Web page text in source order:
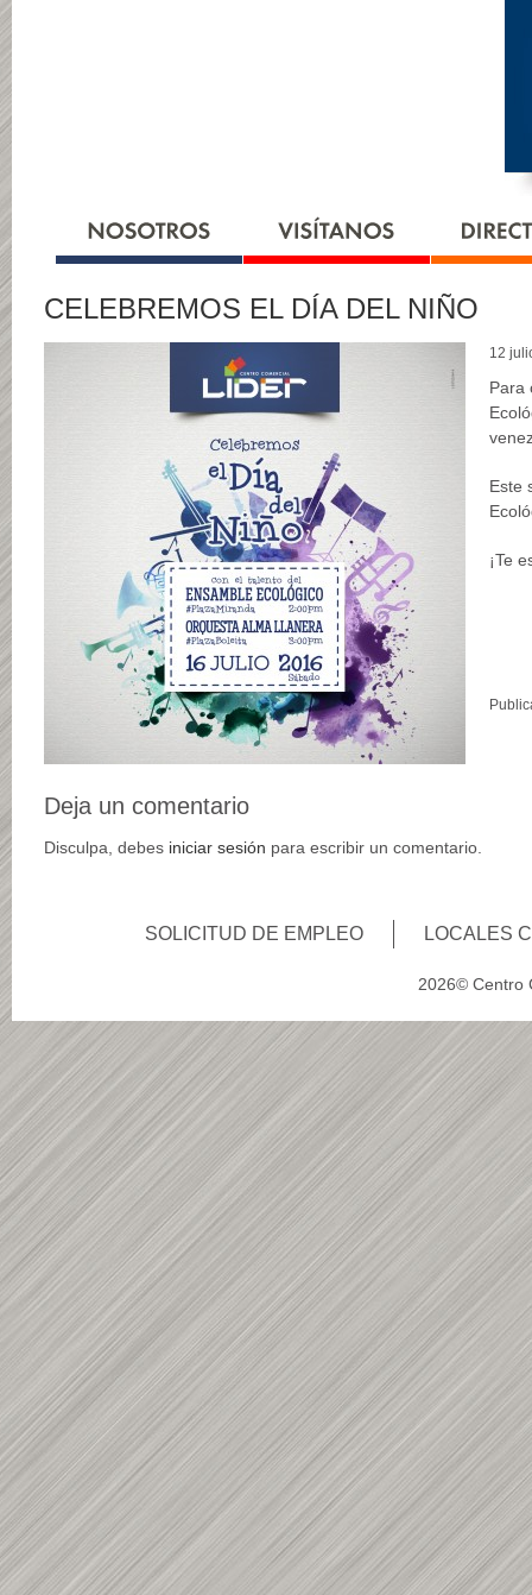
CELEBREMOS EL DÍA DEL NIÑO
12
Para
Este
¡Te
Deja un comentario
Disculpa, debes iniciar sesión para escribir un comentario.
SOLICITUD DE EMPLEO LOCALES
2026© Centro